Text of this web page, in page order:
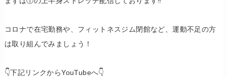
コロナで在宅勤務や、フィットネスジム閉館など、運動不足の方
は取り組んでみましょう！
👇下記リンクからYouTubeへ👇